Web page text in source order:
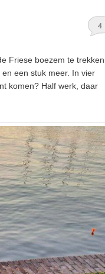
4
Friese boezem te trekken.
een stuk meer. In vier
komen? Half werk, daar